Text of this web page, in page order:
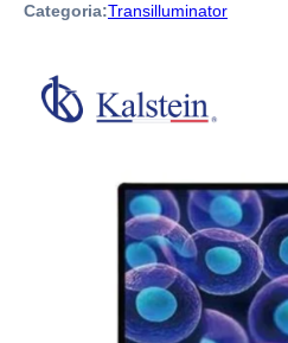
Categoria:Transilluminator